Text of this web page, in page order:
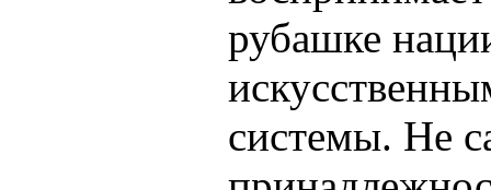
рубашке
системы. Не